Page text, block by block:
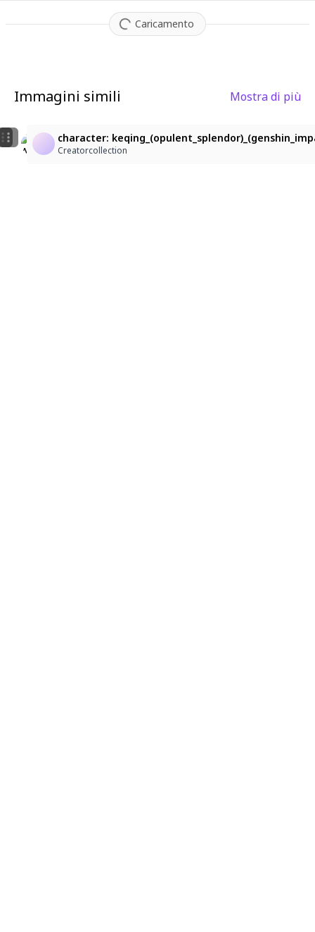
Caricamento
Immagini simili Mostra di più
Rosalia
JustВлад
×
character:
Creatorcollection